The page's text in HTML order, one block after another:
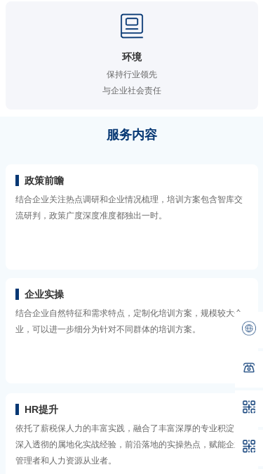
环境
保持行业领先
与企业社会责任
服务内容
政策前瞻
结合企业关注热点调研和企业情况梳理，培训方案包含智库交
流研判，政策广度深度准度都独出一时。
企业实操
结合企业自然特征和需求特点，定制化培训方案，规模较大企
业，可以进一步细分为针对不同群体的培训方案。
HR提升
依托了薪税保人力的丰富实践，融合了丰富深厚的专业积淀，
深入透彻的属地化实战经验，前沿落地的实操热点，赋能企业
管理者和人力资源从业者。